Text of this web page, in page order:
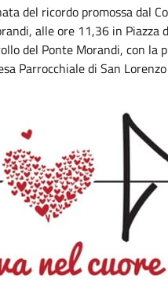
del ricordo promossa dal
alle ore 11,36 in
del Ponte Morandi, con la
Parrocchiale di San